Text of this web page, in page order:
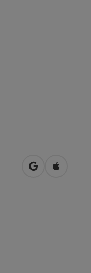
Otevřít vOtevřít v